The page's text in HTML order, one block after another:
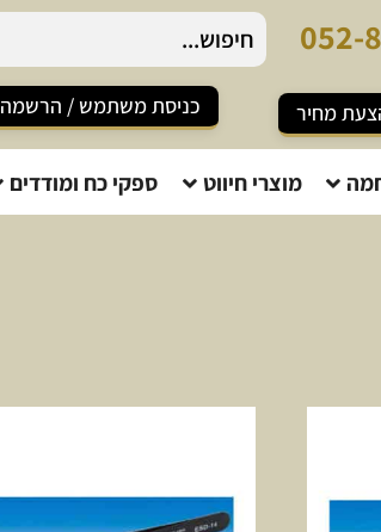
8
מחיר כניסת משתמש / הרשמה
מוצרי חיווט ספקי כח ומודדים